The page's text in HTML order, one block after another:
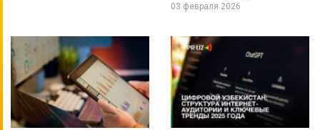
03 февраля 2026